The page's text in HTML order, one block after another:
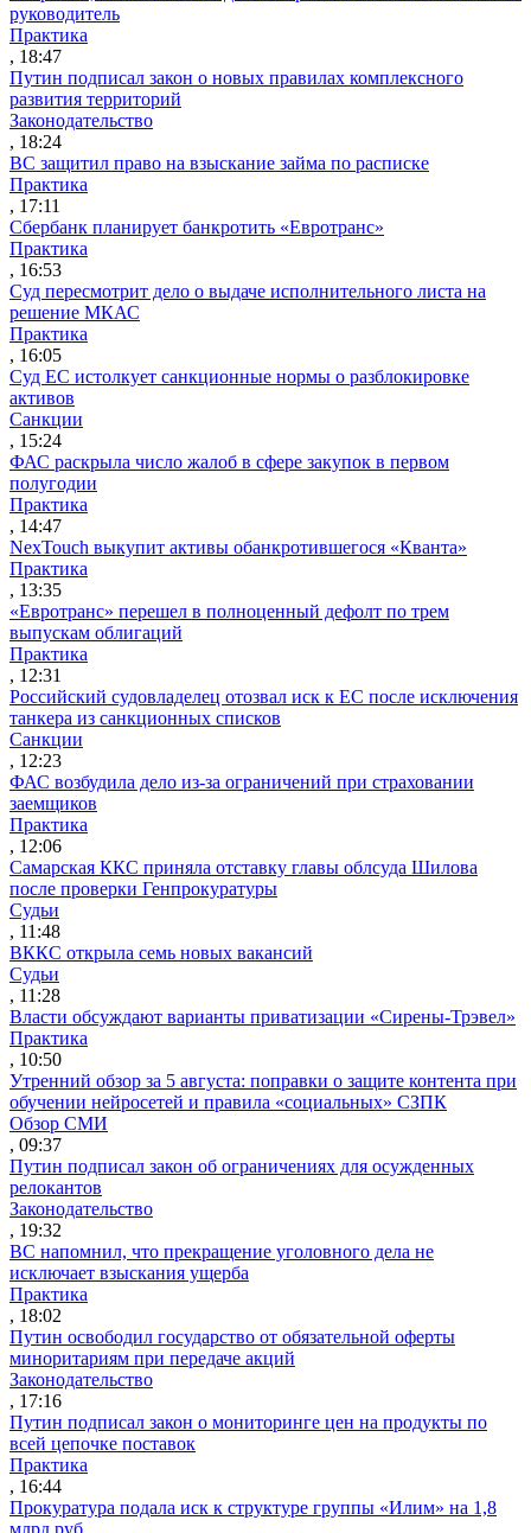
руководитель
Практика
, 18:47
Путин подписал закон о новых правилах комплексного
развития территорий
Законодательство
, 18:24
ВС защитил право на взыскание займа по расписке
Практика
, 17:11
Сбербанк планирует банкротить «Евротранс»
Практика
, 16:53
Суд пересмотрит дело о выдаче исполнительного листа на
решение МКАС
Практика
, 16:05
Суд ЕС истолкует санкционные нормы о разблокировке
активов
Санкции
, 15:24
ФАС раскрыла число жалоб в сфере закупок в первом
полугодии
Практика
, 14:47
NexTouch выкупит активы обанкротившегося «Кванта»
Практика
, 13:35
«Евротранс» перешел в полноценный дефолт по трем
выпускам облигаций
Практика
, 12:31
Российский судовладелец отозвал иск к ЕС после исключения
танкера из санкционных списков
Санкции
, 12:23
ФАС возбудила дело из-за ограничений при страховании
заемщиков
Практика
, 12:06
Самарская ККС приняла отставку главы облсуда Шилова
после проверки Генпрокуратуры
Судьи
, 11:48
ВККС открыла семь новых вакансий
Судьи
, 11:28
Власти обсуждают варианты приватизации «Сирены-Трэвел»
Практика
, 10:50
Утренний обзор за 5 августа: поправки о защите контента при
обучении нейросетей и правила «социальных» СЗПК
Обзор СМИ
, 09:37
Путин подписал закон об ограничениях для осужденных
релокантов
Законодательство
, 19:32
ВС напомнил, что прекращение уголовного дела не
исключает взыскания ущерба
Практика
, 18:02
Путин освободил государство от обязательной оферты
миноритариям при передаче акций
Законодательство
, 17:16
Путин подписал закон о мониторинге цен на продукты по
всей цепочке поставок
Практика
, 16:44
Прокуратура подала иск к структуре группы «Илим» на 1,8
млрд руб.